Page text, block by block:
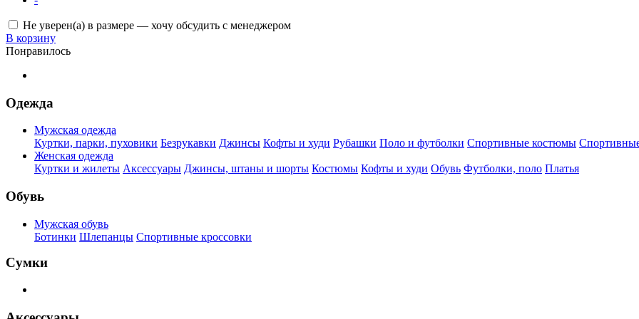
Не уверен(а) в размере — хочу обсудить с менеджером
В корзину
Понравилось
Одежда
Мужская одежда
Куртки, парки, пуховики Безрукавки Джинсы Кофты и худи Рубашки Поло и футболки Спортивные костюмы
Женская одежда
Куртки и жилеты Аксессуары Джинсы, штаны и шорты Костюмы Кофты и худи Обувь Футболки, поло Платья
Обувь
Мужская обувь
Ботинки Шлепанцы Спортивные кроссовки
Сумки